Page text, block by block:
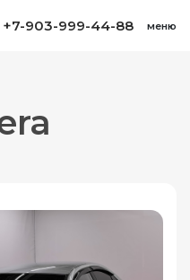
+7-903-999-44-88 меню